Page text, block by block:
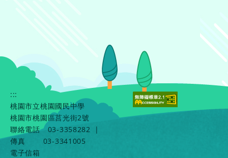
:::
桃園市立桃園國民中學
桃園市桃園區莒光街2號
聯絡電話
03-3358282
|
傳真
03-3341005
電子信箱